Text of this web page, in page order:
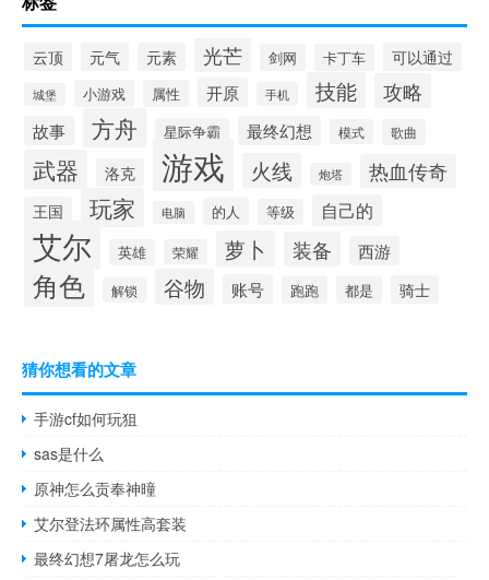
云顶 元气 元素 光芒 剑网 卡丁车 可以通过
城堡 小游戏 属性 开原 手机 技能 攻略
故事 方舟 星际争霸 最终幻想 模式 歌曲
武器 洛克 游戏 火线 炮塔 热血传奇
王国 玩家 电脑 的人 等级 自己的
艾尔 英雄 荣耀 萝卜 装备 西游
角色 解锁 谷物 账号 跑跑 都是 骑士
猜你想看的文章
手游cf如何玩狙
sas是什么
原神怎么贡奉神曈
艾尔登法环属性高套装
最终幻想7屠龙怎么玩